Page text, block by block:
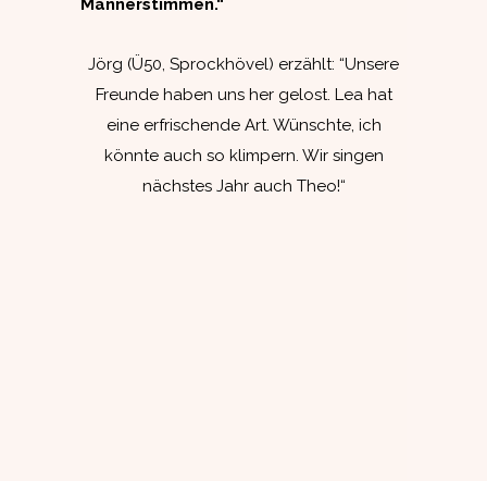
Männerstimmen.“
Jörg (Ü50, Sprockhövel) erzählt: “Unsere
Freunde haben uns her gelost. Lea hat
eine erfrischende Art. Wünschte, ich
könnte auch so klimpern. Wir singen
nächstes Jahr auch Theo!“